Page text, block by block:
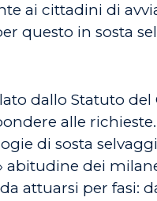
ai cittadini di
questo in sosta
dallo Statuto del
alle
di sosta
abitudine dei
attuarsi per fasi: